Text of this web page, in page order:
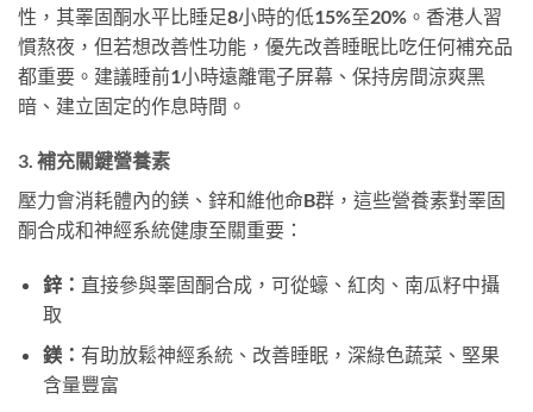
性，其睪固酮水平比睡足8小時的低15%至20%。香港人習
慣熬夜，但若想改善性功能，優先改善睡眠比吃任何補充品
都重要。建議睡前1小時遠離電子屏幕、保持房間涼爽黑
暗、建立固定的作息時間。
3. 補充關鍵營養素
壓力會消耗體內的鎂、鋅和維他命B群，這些營養素對睪固
酮合成和神經系統健康至關重要：
鋅： 直接參與睪固酮合成，可從蠔、紅肉、南瓜籽中攝
取
鎂： 有助放鬆神經系統、改善睡眠，深綠色蔬菜、堅果
含量豐富